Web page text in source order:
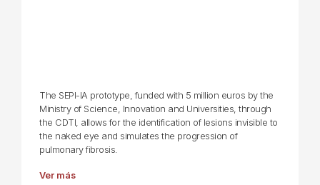
The SEPI-IA prototype, funded with 5 million euros by the
Ministry of Science, Innovation and Universities, through
the CDTI, allows for the identification of lesions invisible to
the naked eye and simulates the progression of
pulmonary fibrosis.
Ver más